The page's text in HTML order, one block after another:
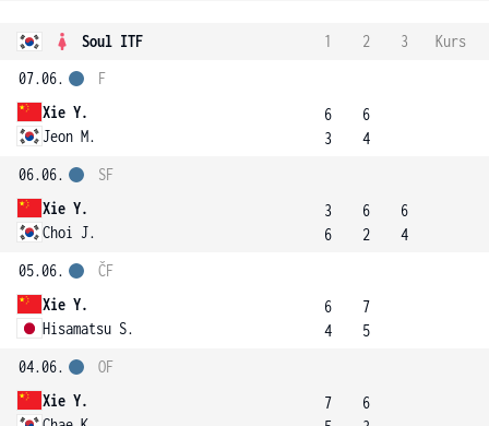
Soul ITF 1 2 3
Kurs
07.06.
Xie Y.
Jeon M.
F
6
3
6
4
06.06.
Xie Y.
Choi J.
SF
3
6
6
2
6
4
05.06.
Xie Y.
Hisamatsu S.
ČF
6
4
7
5
04.06.
Xie Y.
OF
7
6